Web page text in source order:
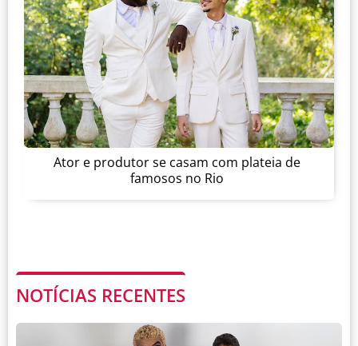
Ator e produtor se casam com plateia de
famosos no Rio
NOTÍCIAS RECENTES